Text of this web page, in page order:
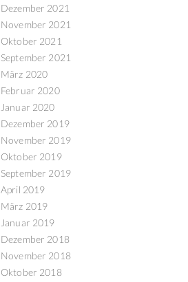
Dezember 2021
November 2021
Oktober 2021
September 2021
März 2020
Februar 2020
Januar 2020
Dezember 2019
November 2019
Oktober 2019
September 2019
April 2019
März 2019
Januar 2019
Dezember 2018
November 2018
Oktober 2018